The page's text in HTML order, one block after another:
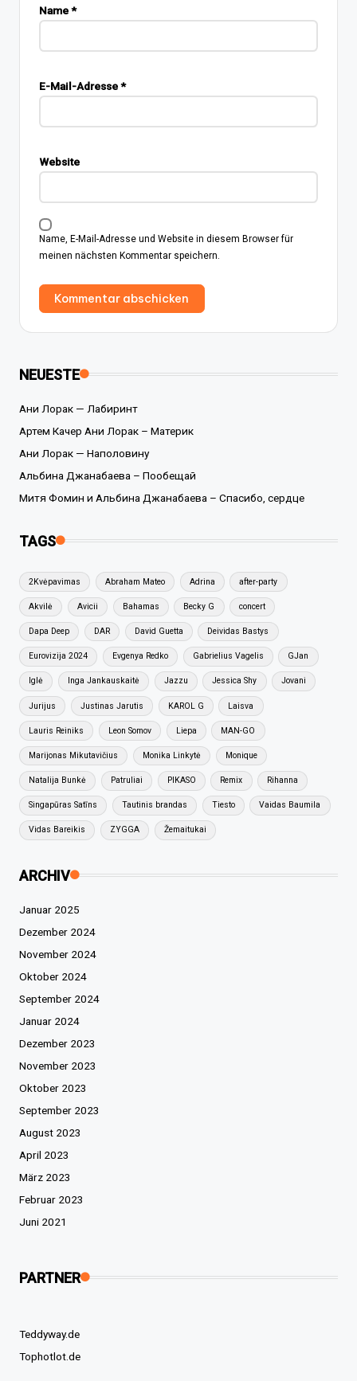
Name*
E-Mail-Adresse*
Website
Name, E-Mail-Adresse und Website in diesem Browser für
meinen nächsten Kommentar speichern.
NEUESTE
Ани Лорак — Лабиринт
Артем Качер Ани Лорак – Материк
Ани Лорак — Наполовину
Альбина Джанабаева – Пообещай
Митя Фомин и Альбина Джанабаева – Спасибо, сердце
TAGS
2Kvėpavimas Abraham Mateo Adrina after-party
Akvilė Avicii Bahamas Becky G concert
Dapa Deep DAR David Guetta Deividas Bastys
Eurovizija 2024 Evgenya Redko Gabrielius Vagelis GJan
Iglė Inga Jankauskaitė Jazzu Jessica Shy Jovani
Jurijus Justinas Jarutis KAROL G Laisva
Lauris Reiniks Leon Somov Liepa MAN-GO
Marijonas Mikutavičius Monika Linkytė Monique
Natalija Bunkė Patruliai PIKASO Remix Rihanna
Singapūras Satīns Tautinis brandas Tiesto Vaidas Baumila
Vidas Bareikis ZYGGA Žemaitukai
ARCHIV
Januar 2025
Dezember 2024
November 2024
Oktober 2024
September 2024
Januar 2024
Dezember 2023
November 2023
Oktober 2023
September 2023
August 2023
April 2023
März 2023
Februar 2023
Juni 2021
PARTNER
Teddyway.de
Tophotlot.de